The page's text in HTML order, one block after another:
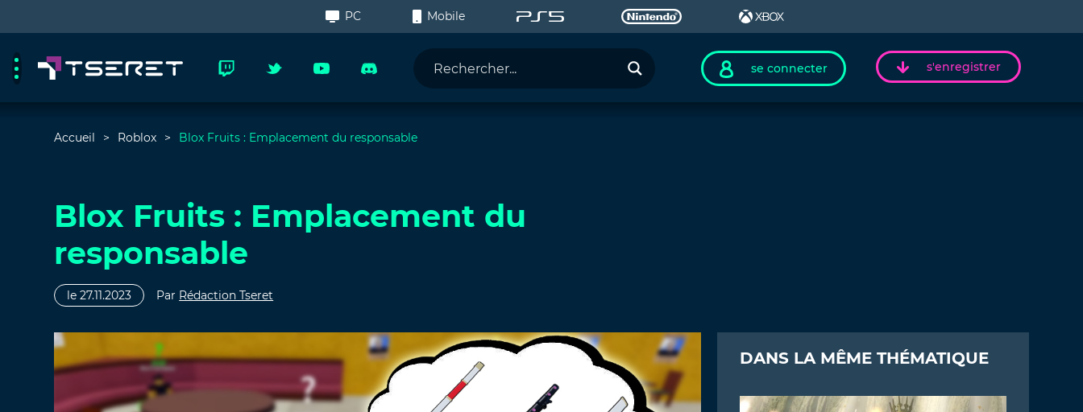
PC Mobile
se connecter s'enregistrer
Accueil Roblox Blox Fruits : Emplacement du responsable
Blox Fruits : Emplacement du
responsable
le 27.11.2023 Par Rédaction Tseret
DANS LA MÊME THÉMATIQUE